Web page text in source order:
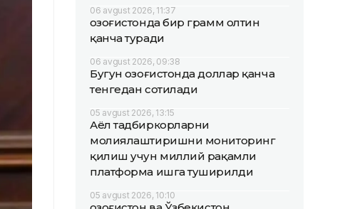
06 avgust 2026, 11:37
Қозоғистонда бир грамм олтин
қанча туради
06 avgust 2026, 09:38
Бугун Қозоғистонда доллар қанча
тенгедан сотилади
05 avgust 2026, 13:15
Аёл тадбиркорларни
молиялаштиришни мониторинг
қилиш учун миллий рақамли
платформа ишга туширилди
05 avgust 2026, 10:10